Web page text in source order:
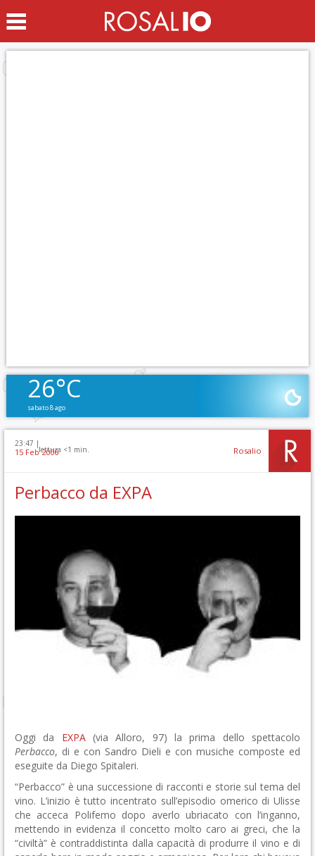
26°C
sabato 8 ago
23:47 |
lettura <1 min.
15 Feb 2006 Rosalio
Perbacco da EXPA
Oggi da EXPA(via Alloro, 97) la prima dello spettacolo
Perbacco, di e con Sandro Dieli e con musiche composte ed
eseguite da Diego Spitaleri.
“Perbacco” è una successione di racconti e storie sul tema del
vino. L’inizio è tutto incentrato sull’episodio omerico di Ulisse
che acceca Polifemo dopo averlo ubriacato con l’inganno,
mettendo in evidenza il concetto molto caro ai greci, che la
“civiltà” è contraddistinta dalla capacità di produrre il vino e di